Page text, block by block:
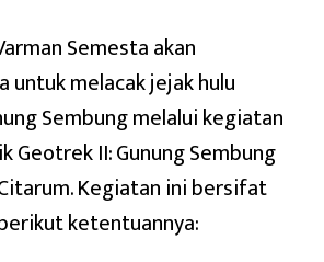
Semesta akan
untuk melacak jejak hulu
Sembung melalui kegiatan
Geotrek II: Gunung Sembung
Kegiatan ini bersifat
ketentuannya: